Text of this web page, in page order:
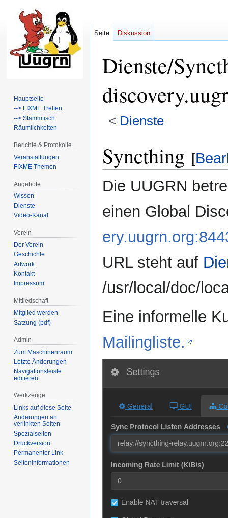
Dienste/
< Dienste
Navigation
springen
Suche
springen
Syncthing [
Die UUGRN
einen Global
URL steht auf
/usr/local/doc/
Eine informelle
Mailingliste.
Seite Diskussion
Hauptseite
--> FIXME Treffen
--> Stammtisch
Räumlichkeiten
Berichte & Protokolle
Veranstaltungen
FIXME Themen
Angebote
Wissen
Dienste
Video-Kanal
Verein
Der Verein
Geschichte
Artwork
Kontakt
Impressum
Mitliedschaft
Mitglied werden
Satzung (pdf)
Admin
Zum Maschinenraum
Letzte Änderungen
Navigationsleiste
editieren
Werkzeuge
Links auf diese Seite
Änderungen an
verlinkten Seiten
Spezialseiten
Druckversion
Permanenter Link
Seiten­­informationen